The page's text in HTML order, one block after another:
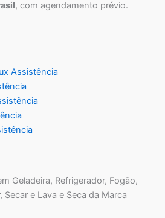
, com agendamento prévio.
Assistência
Geladeira, Refrigerador, Fogão,
e Lava e Seca da Marca